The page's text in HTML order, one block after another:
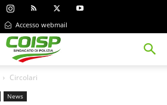
Accesso webmail
Circolari
News